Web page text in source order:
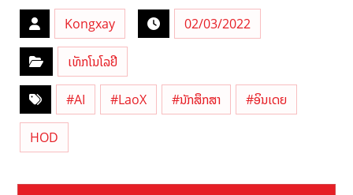
Kongxay 02/03/2022
ເທັກໂນໂລຢີ
#AI #LaoX #ນັກສຶກສາ #ອິນເດຍ
HOD